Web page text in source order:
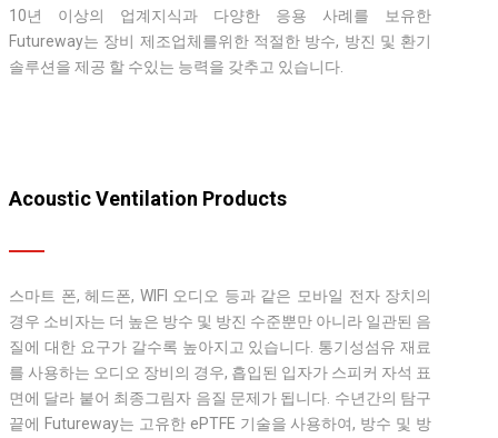
10년 이상의 업계지식과 다양한 응용 사례를 보유한
Futureway는 장비 제조업체를위한 적절한 방수, 방진 및 환기
솔루션을 제공 할 수있는 능력을 갖추고 있습니다.
Acoustic Ventilation Products
스마트 폰, 헤드폰, WIFI 오디오 등과 같은 모바일 전자 장치의
경우 소비자는 더 높은 방수 및 방진 수준뿐만 아니라 일관된 음
질에 대한 요구가 갈수록 높아지고 있습니다. 통기성섬유 재료
를 사용하는 오디오 장비의 경우, 흡입된 입자가 스피커 자석 표
면에 달라 붙어 최종그림자 음질 문제가 됩니다. 수년간의 탐구
끝에 Futureway는 고유한 ePTFE 기술을 사용하여, 방수 및 방